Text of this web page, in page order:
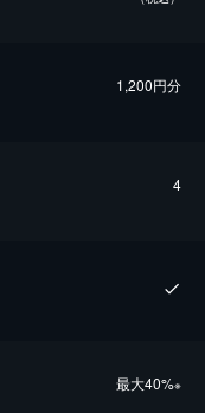
1,200円分
4
最⼤40%※